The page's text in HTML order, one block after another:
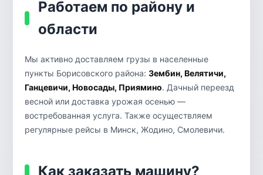
Работаем по району и
области
Мы активно доставляем грузы в населенные
пункты Борисовского района:Зембин, Велятичи,
Ганцевичи, Новосады, Приямино. Дачный переезд
весной или доставка урожая осенью —
востребованная услуга. Также осуществляем
регулярные рейсы в Минск, Жодино, Смолевичи.
Как заказать машину?